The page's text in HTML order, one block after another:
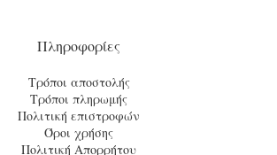
Πληροφορίες
Τρόποι αποστολής
Τρόποι πληρωμής
Πολιτική επιστροφών
Όροι χρήσης
Πολιτική Απορρήτου